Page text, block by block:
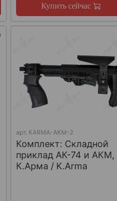
Купить сейчас
арт. KARMA-AKM-2
Комплект: Cкладной
приклад АК-74 и АКМ,
К.Арма / K.Arma